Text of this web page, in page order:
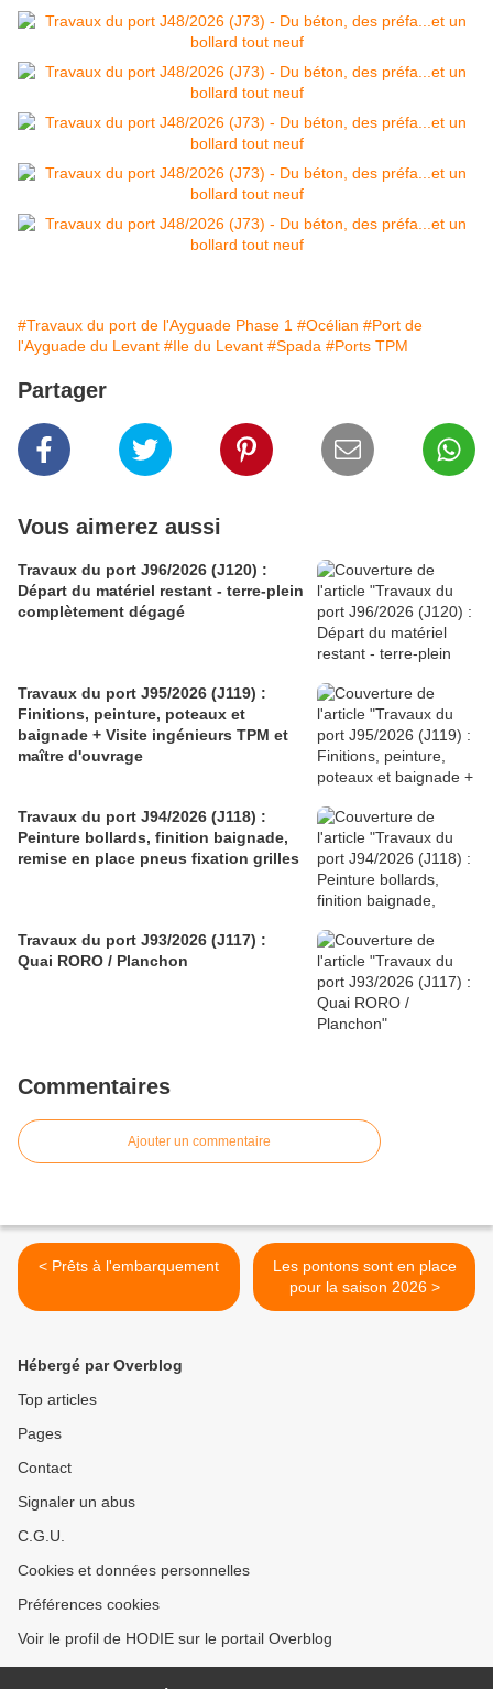
#Travaux du port de l'Ayguade Phase 1 #Océlian #Port de
l'Ayguade du Levant #Ile du Levant #Spada #Ports TPM
Partager
Vous aimerez aussi
Travaux du port J96/2026 (J120) :
Départ du matériel restant - terre-plein
complètement dégagé
Travaux du port J95/2026 (J119) :
Finitions, peinture, poteaux et
baignade + Visite ingénieurs TPM et
maître d'ouvrage
Travaux du port J94/2026 (J118) :
Peinture bollards, finition baignade,
remise en place pneus fixation grilles
Travaux du port J93/2026 (J117) :
Quai RORO / Planchon
Commentaires
Ajouter un commentaire
< Prêts à l'embarquement
Les pontons sont en place
pour la saison 2026 >
Hébergé par Overblog
Top articles
Pages
Contact
Signaler un abus
C.G.U.
Cookies et données personnelles
Préférences cookies
Voir le profil de HODIE sur le portail Overblog